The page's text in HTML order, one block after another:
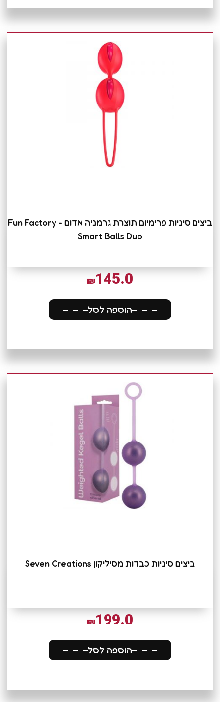
ביצים סיניות פרימיום תוצרת גרמניה אדום Fun Factory -
Smart Balls Duo
₪145.0
הוספה לסל
ביצים סיניות כבדות מסיליקון Seven Creations
₪199.0
הוספה לסל